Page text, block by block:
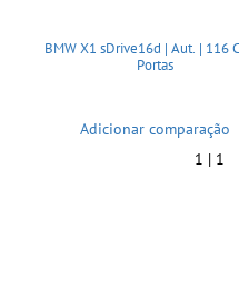
BMW X1 sDrive16d | Aut. | 116
Portas
Adicionar comparação
1 | 1